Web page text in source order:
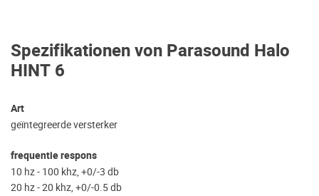
Spezifikationen von Parasound Halo
HINT 6
Art
geïntegreerde versterker
frequentie respons
10 hz - 100 khz, +0/-3 db
20 hz - 20 khz, +0/-0.5 db